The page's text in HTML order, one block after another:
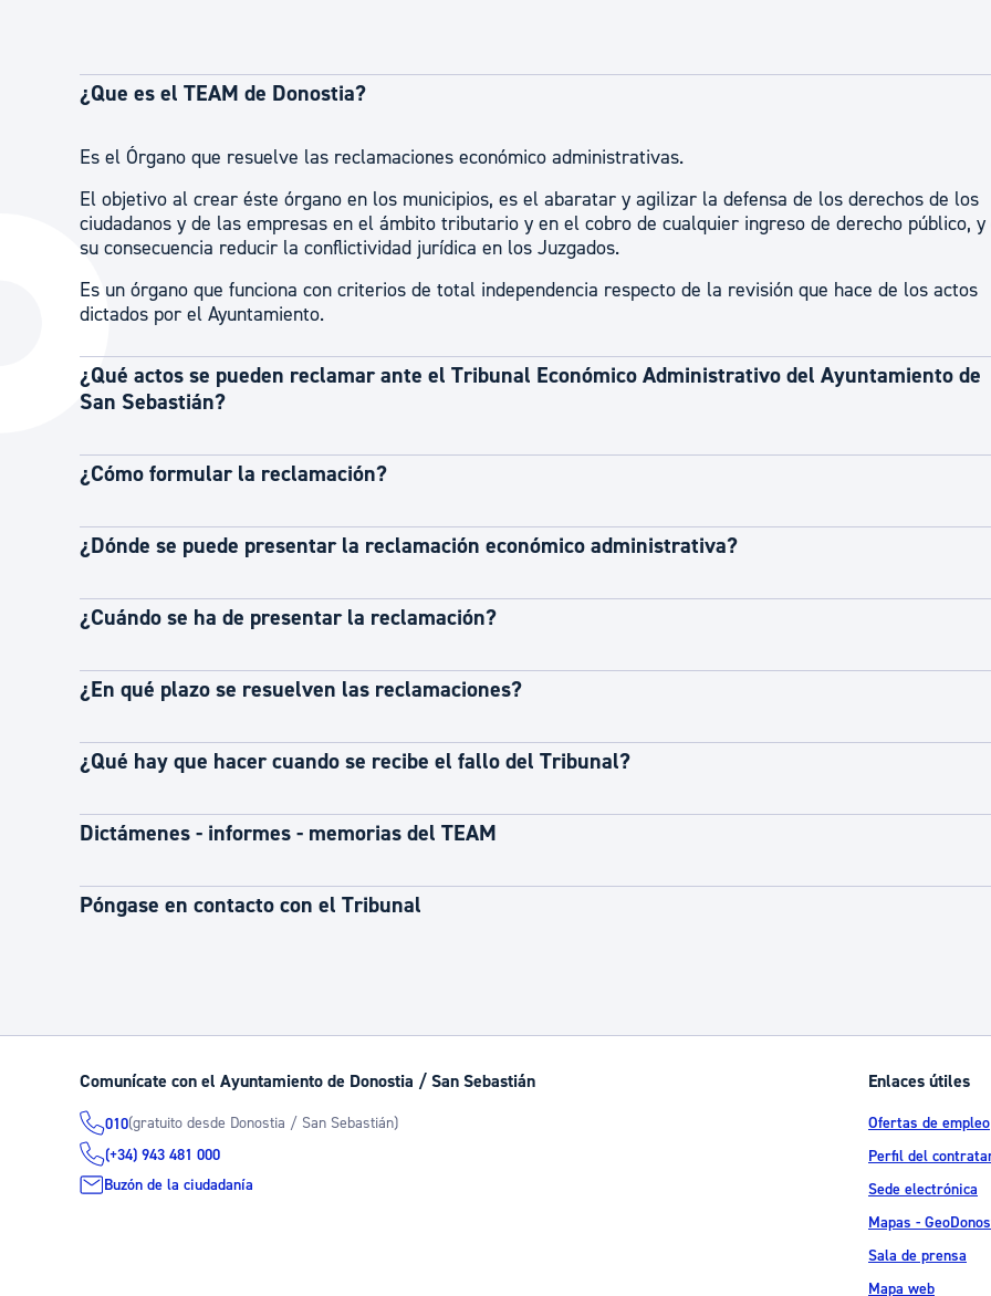
Participación ciudadana y asociacionismo Cultura
Deporte
La ciudad
La ciudad ahora
Descubre la ciudad
La ciudad futura
Noticias
Agenda cultural
Tablón de anuncios oficiales
Portal de transparencia
¿Que es el TEAM de Donostia?
Es el Órgano que resuelve las reclamaciones económico administrativas.
El objetivo al crear éste órgano en los municipios, es el abaratar y agilizar la defensa de los derechos de los
ciudadanos y de las empresas en el ámbito tributario y en el cobro de cualquier ingreso de derecho público, y
su consecuencia reducir la conflictividad jurídica en los Juzgados.
Es un órgano que funciona con criterios de total independencia respecto de la revisión que hace de los actos
dictados por el Ayuntamiento.
¿Qué actos se pueden reclamar ante el Tribunal Económico Administrativo del Ayuntamiento de
San Sebastián?
¿Cómo formular la reclamación?
¿Dónde se puede presentar la reclamación económico administrativa?
¿Cuándo se ha de presentar la reclamación?
¿En qué plazo se resuelven las reclamaciones?
¿Qué hay que hacer cuando se recibe el fallo del Tribunal?
Dictámenes - informes - memorias del TEAM
Póngase en contacto con el Tribunal
Comunícate con el Ayuntamiento de Donostia / San Sebastián
010(gratuito desde Donostia / San Sebastián)
(+34) 943 481 000
Buzón de la ciudadanía
Enlaces útiles
Ofertas de empleo
Perfil del
Sede electrónica
Mapas -
Sala de prensa
Mapa web